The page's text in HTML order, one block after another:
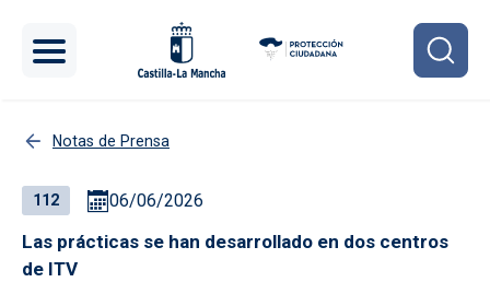
Notas de Prensa
112 06/06/2026
Las prácticas se han desarrollado en dos centros
de ITV